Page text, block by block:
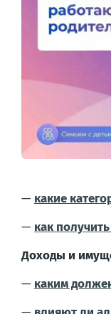
— какие
— как
Доходы и
— каким